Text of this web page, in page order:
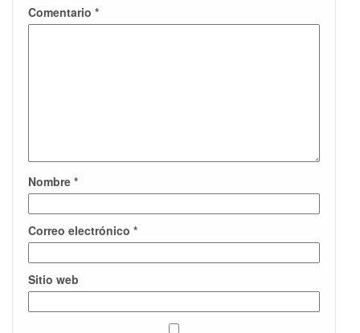
Comentario *
Nombre *
Correo electrónico *
Sitio web